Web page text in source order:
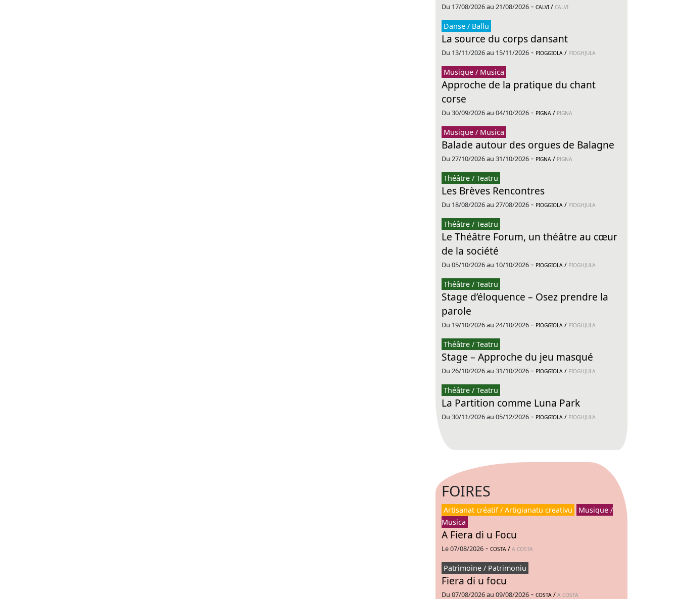
Du 17/08/2026 au 21/08/2026 - CALVI / CALVI
Danse / Ballu
La source du corps dansant
Du 13/11/2026 au 15/11/2026 - PIOGGIOLA / PIOGHJULA
Musique / Musica
Approche de la pratique du chant
corse
Du 30/09/2026 au 04/10/2026 - PIGNA / PIGNA
Musique / Musica
Balade autour des orgues de Balagne
Du 27/10/2026 au 31/10/2026 - PIGNA / PIGNA
Théâtre / Teatru
Les Brèves Rencontres
Du 18/08/2026 au 27/08/2026 - PIOGGIOLA / PIOGHJULA
Théâtre / Teatru
Le Théâtre Forum, un théâtre au cœur
de la société
Du 05/10/2026 au 10/10/2026 - PIOGGIOLA / PIOGHJULA
Théâtre / Teatru
Stage d’éloquence – Osez prendre la
parole
Du 19/10/2026 au 24/10/2026 - PIOGGIOLA / PIOGHJULA
Théâtre / Teatru
Stage – Approche du jeu masqué
Du 26/10/2026 au 31/10/2026 - PIOGGIOLA / PIOGHJULA
Théâtre / Teatru
La Partition comme Luna Park
Du 30/11/2026 au 05/12/2026 - PIOGGIOLA / PIOGHJULA
FOIRES
Artisanat créatif / Artigianatu creativu
Musique /
Musica
A Fiera di u Focu
Le 07/08/2026 - COSTA / A COSTA
Patrimoine / Patrimoniu
Fiera di u focu
Du 07/08/2026 au 09/08/2026 - COSTA / A COSTA